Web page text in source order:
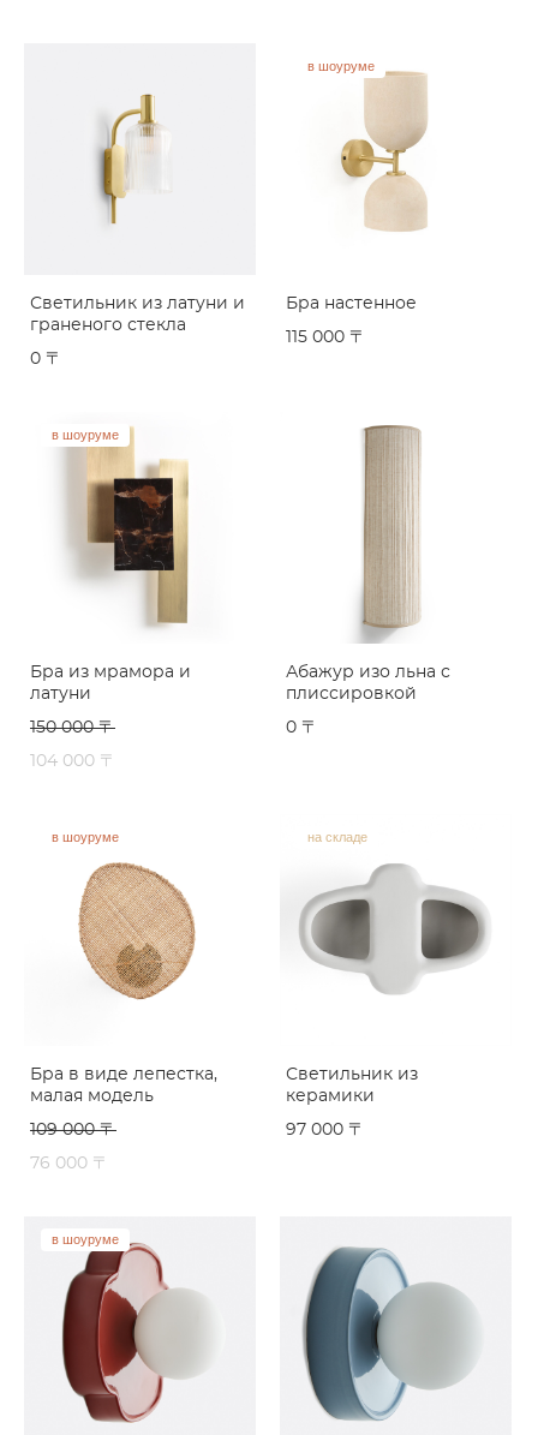
Светильник из латуни и
граненого стекла
0 〒
в шоуруме
Бра настенное
115 000 〒
в шоуруме
Бра из мрамора и
латуни
150 000 〒
104 000 〒
Абажур изо льна с
плиссировкой
0 〒
в шоуруме
Бра в виде лепестка,
малая модель
109 000 〒
76 000 〒
на складе
Светильник из
керамики
97 000 〒
в шоуруме